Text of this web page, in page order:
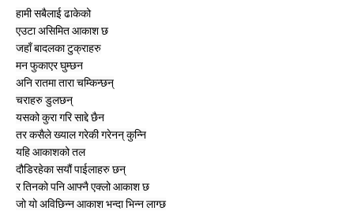
हामी सबैलाई ढाकेको
एउटा असिमित आकाश छ
जहाँ बादलका टुक्राहरु
मन फुकाएर घुम्छन
अनि रातमा तारा चम्किन्छन्
चराहरु डुलछन्
यसको कुरा गरि साद्दे छैन
तर कसैले ख्याल गरेकी गरेनन् कुन्नि
यहि आकाशको तल
दौडिरहेका सयौं पाईलाहरु छन्
र तिनको पनि आफ्नै एक्लो आकाश छ
जो यो अविछिन्न आकाश भन्दा भिन्न लाग्छ